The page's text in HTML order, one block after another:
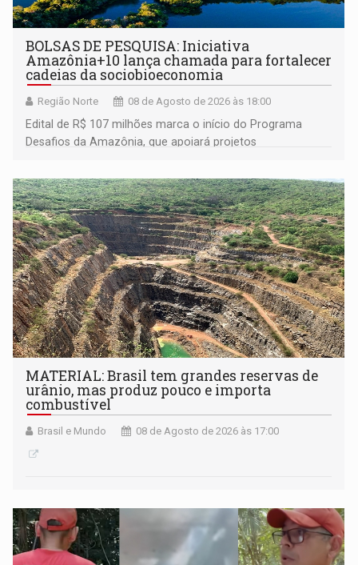
BOLSAS DE PESQUISA: Iniciativa
Amazônia+10 lança chamada para fortalecer
cadeias da sociobioeconomia
Região Norte 08 de Agosto de 2026 às 18:00
Edital de R$ 107 milhões marca o início do Programa
Desafios da Amazônia, que apoiará projetos
submissão de pré-propostas poderá ser feita até 1º de
setembro
MATERIAL: Brasil tem grandes reservas de
urânio, mas produz pouco e importa
combustível
Brasil e Mundo 08 de Agosto de 2026 às 17:00